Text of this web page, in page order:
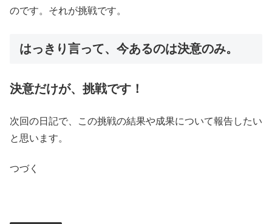
のです。それが挑戦です。
はっきり言って、今あるのは決意のみ。
決意だけが、挑戦です！
次回の日記で、この挑戦の結果や成果について報告したい
と思います。
つづく